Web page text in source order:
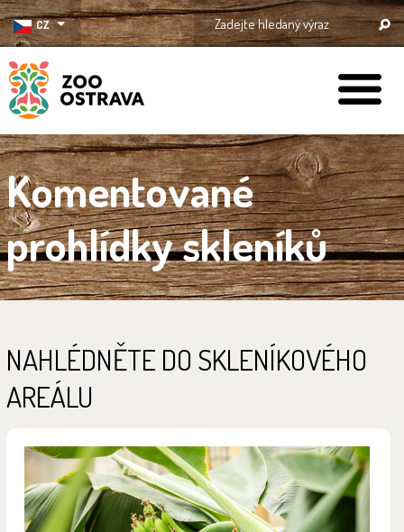
CZ
ZOO Ostrava
Komentované
prohlídky skleníků
NAHLÉDNĚTE DO SKLENÍKOVÉHO
AREÁLU